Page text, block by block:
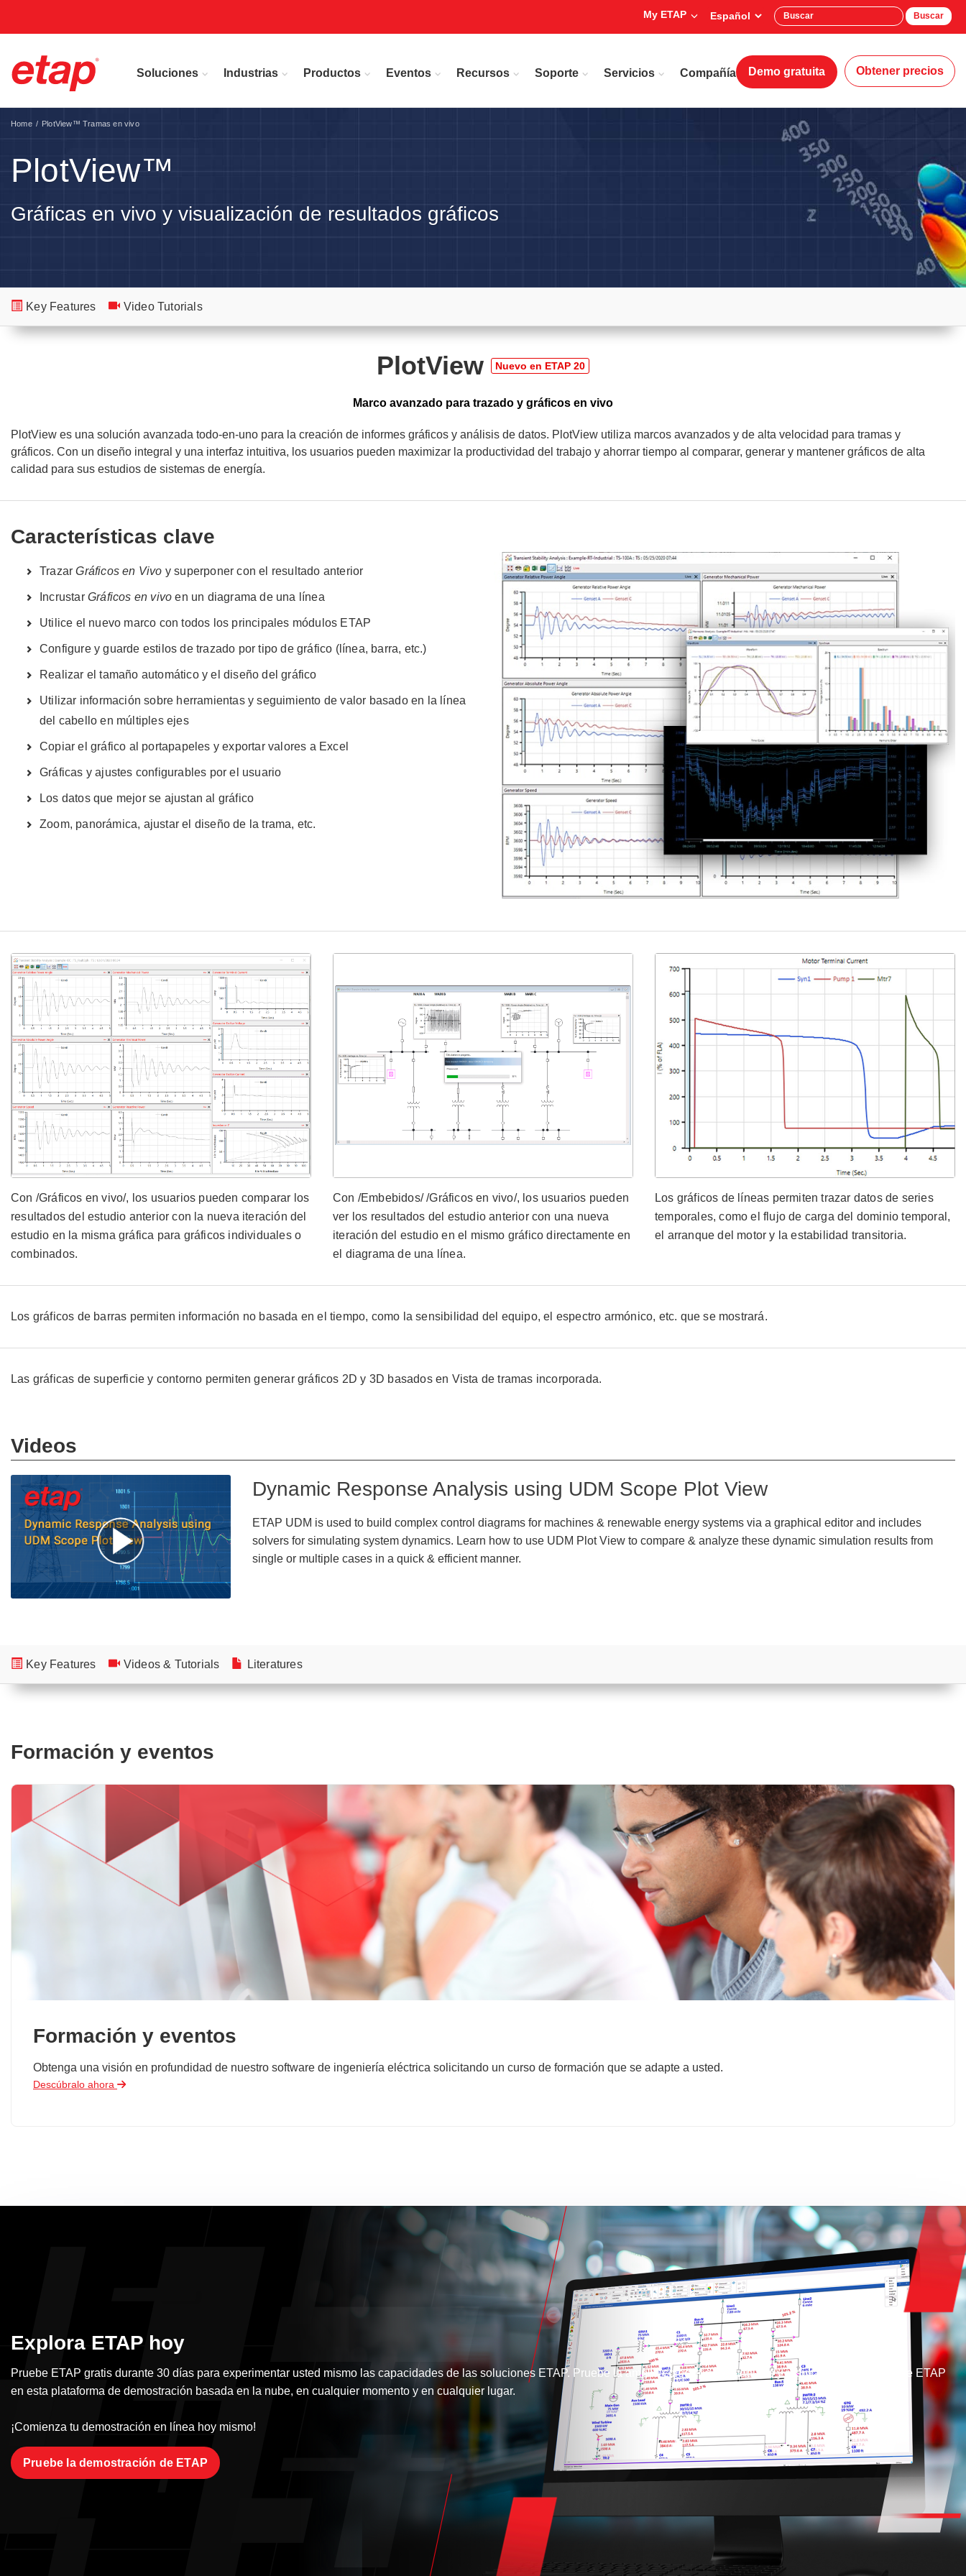
My ETAP Buscar
Soluciones Industrias Productos Eventos Recursos Soporte Servicios Compañía Demo gratuita Obtener precios
PlotView™
Gráficas en vivo y visualización de resultados gráficos
Home PlotView™ Tramas en vivo
Key Features Video Tutorials
PlotView
Marco avanzado para trazado y gráficos en vivo
PlotView es una solución avanzada todo-en-uno para la creación de informes gráficos y análisis de datos. PlotView utiliza marcos avanzados y de alta velocidad para tramas y
gráficos. Con un diseño integral y una interfaz intuitiva, los usuarios pueden maximizar la productividad del trabajo y ahorrar tiempo al comparar, generar y mantener gráficos de alta
calidad para sus estudios de sistemas de energía.
Características clave
TrazarGráficos en Vivo y superponer con el resultado anterior
Incrustar Gráficos en vivo en un diagrama de una línea
Utilice el nuevo marco con todos los principales módulos ETAP
Configure y guarde estilos de trazado por tipo de gráfico (línea, barra, etc.)
Realizar el tamaño automático y el diseño del gráfico
Utilizar información sobre herramientas y seguimiento de valor basado en la línea
del cabello en múltiples ejes
Copiar el gráfico al portapapeles y exportar valores a Excel
Gráficas y ajustes configurables por el usuario
Los datos que mejor se ajustan al gráfico
Zoom, panorámica, ajustar el diseño de la trama, etc.
Con /Gráficos en vivo/, los usuarios pueden comparar los
resultados del estudio anterior con la nueva iteración del
estudio en la misma gráfica para gráficos individuales o
combinados.
Con /Embebidos/ /Gráficos en vivo/, los usuarios pueden
ver los resultados del estudio anterior con una nueva
iteración del estudio en el mismo gráfico directamente en
el diagrama de una línea.
Los gráficos de líneas permiten trazar datos de series
temporales, como el flujo de carga del dominio temporal,
el arranque del motor y la estabilidad transitoria.
Los gráficos de barras permiten información no basada en el tiempo, como la sensibilidad del equipo, el espectro armónico, etc. que se mostrará.
Las gráficas de superficie y contorno permiten generar gráficos 2D y 3D basados en Vista de tramas incorporada.
Videos
Dynamic Response Analysis using UDM Scope Plot View
ETAP UDM is used to build complex control diagrams for machines & renewable energy systems via a graphical editor and includes
solvers for simulating system dynamics. Learn how to use UDM Plot View to compare & analyze these dynamic simulation results from
single or multiple cases in a quick & efficient manner.
Key Features Videos & Tutorials Literatures
Formación y eventos
Formación y eventos
Obtenga una visión en profundidad de nuestro software de ingeniería eléctrica solicitando un curso de formación que se adapte a usted.
Descúbralo ahora
Explora ETAP hoy
Pruebe ETAP gratis durante 30 días para experimentar usted mismo las capacidades de las soluciones ETAP. Pruebe la amplia colección de módulos y resultados de análisis de ETAP
en esta plataforma de demostración basada en la nube, en cualquier momento y en cualquier lugar.
¡Comienza tu demostración en línea hoy mismo!
Pruebe la demostración de ETAP